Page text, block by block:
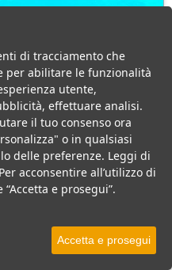
e con piscina. Cucina
di coppia.
di tracciamento che
per abilitare le funzionalità
utente,
effettuare analisi.
il tuo consenso ora
o in qualsiasi
delle preferenze. Leggi di
acconsentire all’utilizzo di
e prosegui”.
Accetta e prosegui